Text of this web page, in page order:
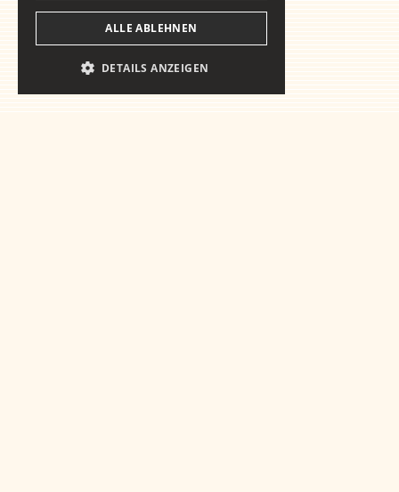
ALLE ABLEHNEN
DETAILS ANZEIGEN